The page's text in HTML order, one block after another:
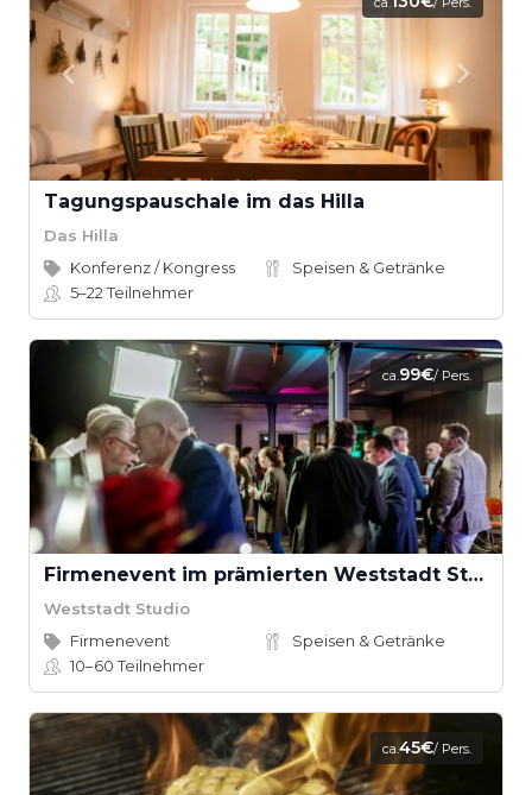
Tagungspauschale im das Hilla
Das Hilla
Konferenz / Kongress
Speisen & Getränke
5–22Teilnehmer
ca.99€/ Pers.
Firmenevent im prämierten Weststadt Studio
Weststadt Studio
Firmenevent
Speisen & Getränke
10–60Teilnehmer
ca.45€/ Pers.